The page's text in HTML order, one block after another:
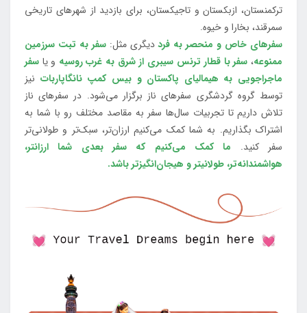
ترکمنستان، ازبکستان و تاجیکستان، برای بازدید از شهرهای تاریخی
سمرقند، بخارا و خیوه.
سفرهای خاص و منحصر به فرددیگری مثل:سفر به تبت سرزمین
ممنوعه، سفر با قطار ترنس سیبری از شرق به غرب روسیه و یا سفر
ماجراجویی به هیمالیای پاکستان و بیس کمپ نانگاپاربات نیز
توسط گروه گردشگری سفرهای ناز برگزار می‌شود. در سفرهای ناز
تلاش داریم تا تجربیات سال‌ها سفر به مقاصد مختلف رو با شما به
اشتراک بگذاریم. به شما کمک می‌کنیم ارزان‌تر، سبک‌تر و طولانی‌تر
سفر کنید. ما کمک می‌کنیم که سفر بعدی شما ارزانتر،
هواشمندانه‌تر، طولانی‎تر و هیجان‌انگیزتر باشد.